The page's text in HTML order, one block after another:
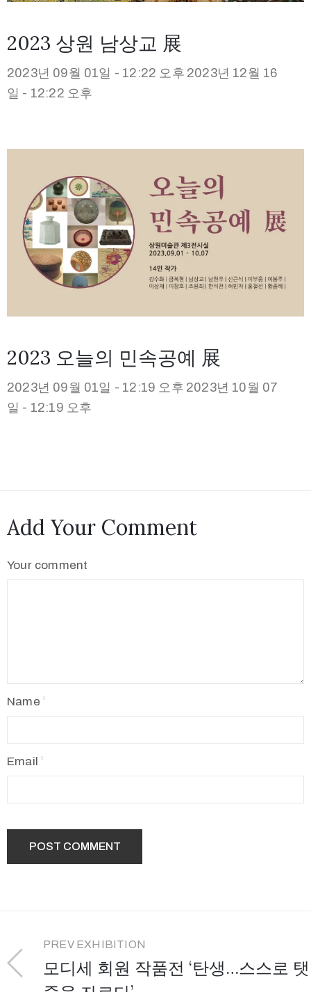
2023 상원 남상교 展
2023년 09월 01일 - 12:22 오후 2023년 12월 16
일 - 12:22 오후
2023 오늘의 민속공예 展
2023년 09월 01일 - 12:19 오후 2023년 10월 07
일 - 12:19 오후
Add Your Comment
Your comment
Name
Email
PREV EXHIBITION
모디세 회원 작품전 ‘탄생…스스로 탯